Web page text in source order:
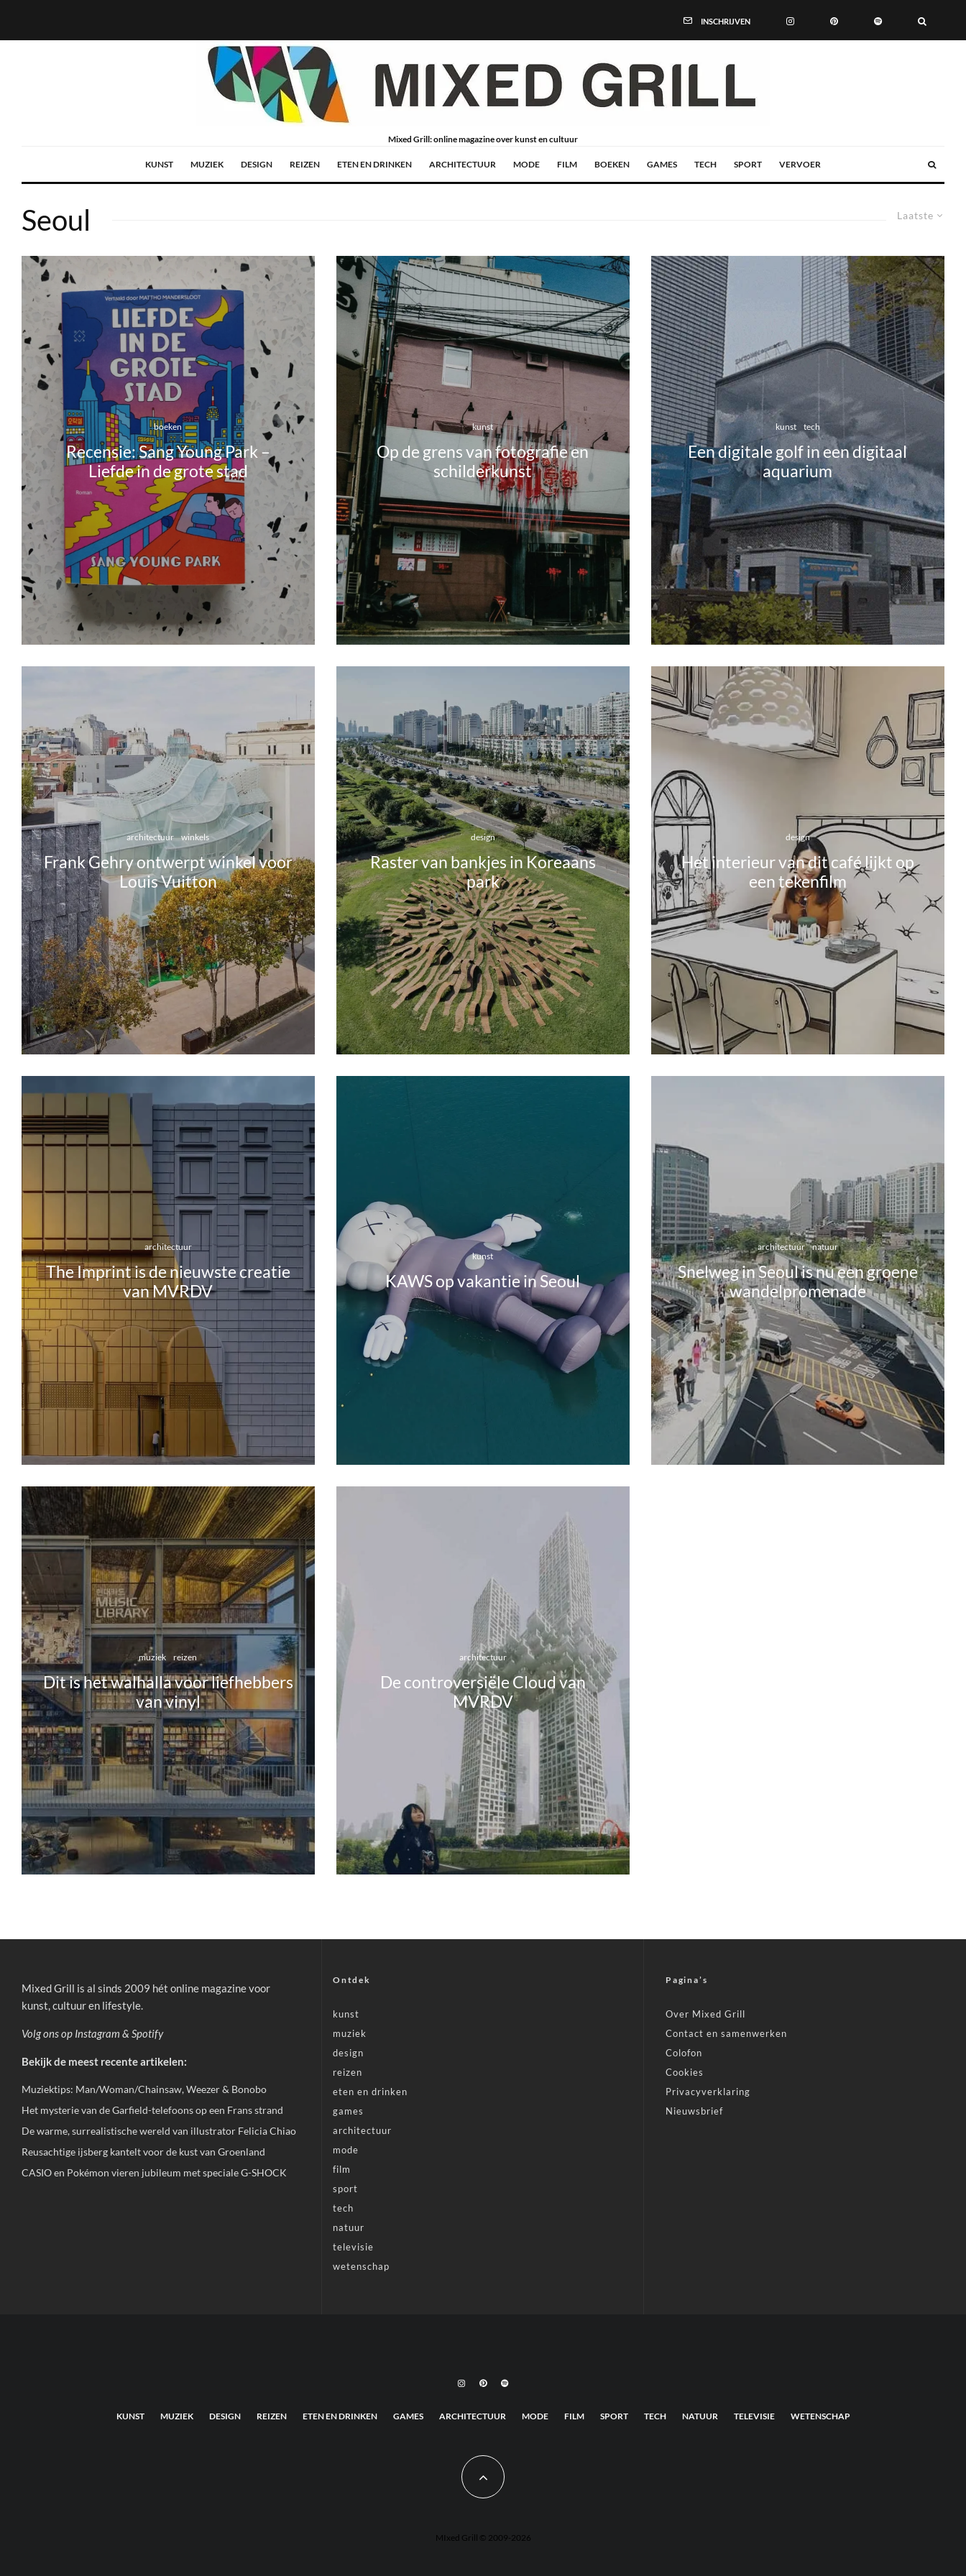
INSCHRIJVEN
Mixed Grill: online magazine over kunst en cultuur
KUNST MUZIEK DESIGN REIZEN ETEN EN DRINKEN ARCHITECTUUR MODE FILM BOEKEN GAMES TECH SPORT VERVOER
Laatste
Seoul
boeken
Recensie: Sang Young Park –
Liefde in de grote stad
kunst
Op de grens van fotografie en
schilderkunst
kunst tech
Een digitale golf in een digitaal
aquarium
architectuur winkels
Frank Gehry ontwerpt winkel voor
Louis Vuitton
design
Raster van bankjes in Koreaans
park
design
Het interieur van dit café lijkt op
een tekenfilm
architectuur
The Imprint is de nieuwste creatie
van MVRDV
kunst
KAWS op vakantie in Seoul
architectuur natuur
Snelweg in Seoul is nu een groene
wandelpromenade
muziek reizen
Dit is het walhalla voor liefhebbers
van vinyl
architectuur
De controversiële Cloud van
MVRDV
Mixed Grill is al sinds 2009 hét online magazine voor
kunst, cultuur en lifestyle.
Volg ons op Instagram & Spotify
Bekijk de meest recente artikelen:
Muziektips: Man/Woman/Chainsaw, Weezer & Bonobo
Het mysterie van de Garfield-telefoons op een Frans strand
De warme, surrealistische wereld van illustrator Felicia Chiao
Reusachtige ijsberg kantelt voor de kust van Groenland
CASIO en Pokémon vieren jubileum met speciale G-SHOCK
Ontdek
kunst
muziek
design
reizen
eten en drinken
games
architectuur
mode
film
sport
tech
natuur
televisie
wetenschap
Pagina’s
Over Mixed Grill
Contact en samenwerken
Colofon
Cookies
Privacyverklaring
Nieuwsbrief
KUNST MUZIEK DESIGN REIZEN ETEN EN DRINKEN GAMES ARCHITECTUUR MODE FILM SPORT TECH NATUUR TELEVISIE WETENSCHAP
MIxed Grill © 2009-2026